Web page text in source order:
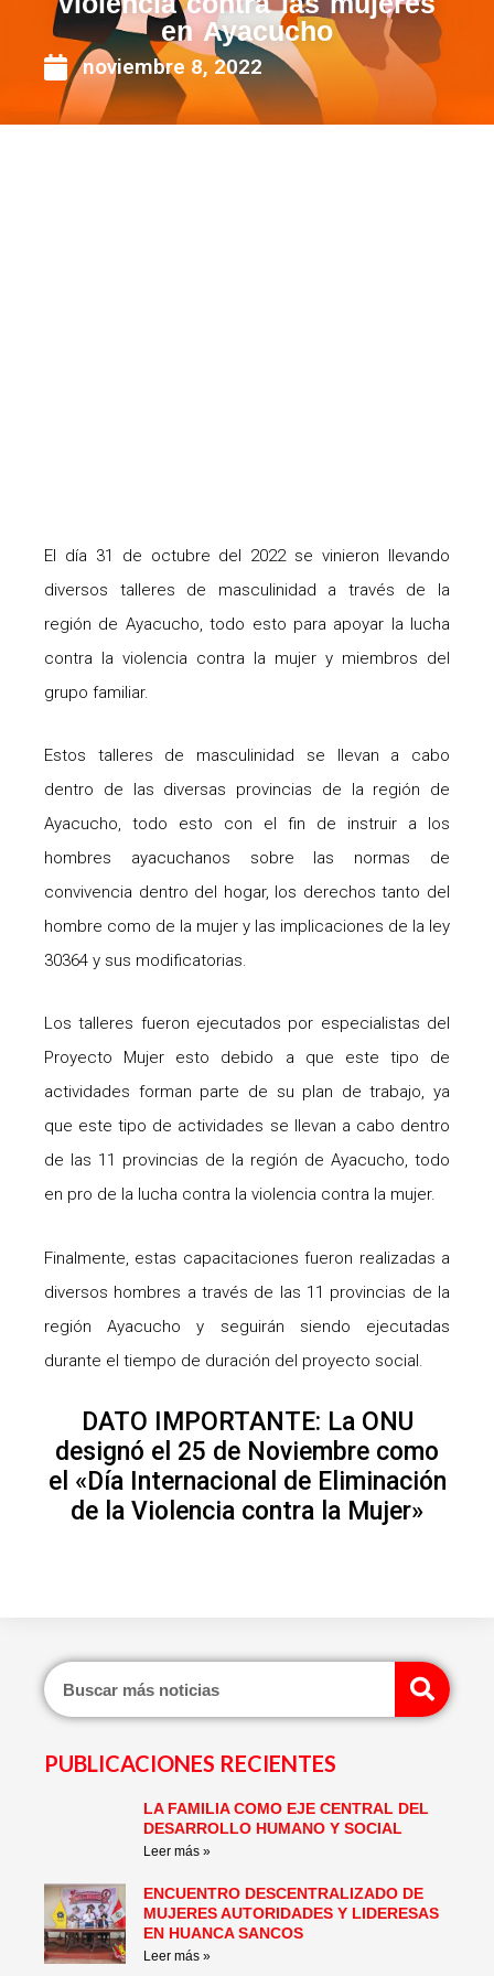
en Ayacucho
noviembre 8, 2022
El día 31 de octubre del 2022 se vinieron llevando
diversos talleres de masculinidad a través de la
región de Ayacucho, todo esto para apoyar la lucha
contra la violencia contra la mujer y miembros del
grupo familiar.
Estos talleres de masculinidad se llevan a cabo
dentro de las diversas provincias de la región de
Ayacucho, todo esto con el fin de instruir a los
hombres ayacuchanos sobre las normas de
convivencia dentro del hogar, los derechos tanto del
hombre como de la mujer y las implicaciones de la ley
30364 y sus modificatorias.
Los talleres fueron ejecutados por especialistas del
Proyecto Mujer esto debido a que este tipo de
actividades forman parte de su plan de trabajo, ya
que este tipo de actividades se llevan a cabo dentro
de las 11 provincias de la región de Ayacucho, todo
en pro de la lucha contra la violencia contra la mujer.
Finalmente, estas capacitaciones fueron realizadas a
diversos hombres a través de las 11 provincias de la
región Ayacucho y seguirán siendo ejecutadas
durante el tiempo de duración del proyecto social.
DATO IMPORTANTE: La ONU
designó el 25 de Noviembre como
el «Día Internacional de Eliminación
de la Violencia contra la Mujer»
PUBLICACIONES RECIENTES
LA FAMILIA COMO EJE CENTRAL DEL
DESARROLLO HUMANO Y SOCIAL
Leer más »
ENCUENTRO DESCENTRALIZADO DE
MUJERES AUTORIDADES Y LIDERESAS
EN HUANCA SANCOS
Leer más »
PagePagePagePagePagePage